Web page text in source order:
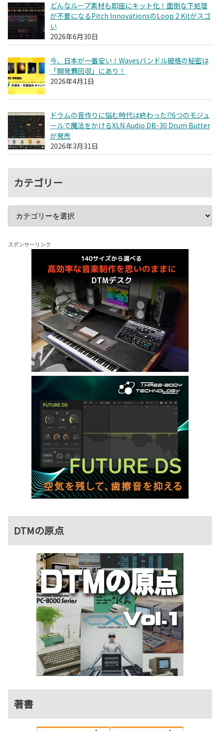
どんなループ素材も即座にキット化！面倒な下処理
が不要になるPitch InnovationsのLoop 2 Kitがスゴ
い
2026年6月30日
今、日本が一番安い！Wavesバンドル破格の秘密は
「開発費回収」にあり！
2026年4月1日
ドラムの音作りに悩む時代は終わった!?6つのモジュ
ールで魔法をかけるXLN Audio DB-30 Drum Butter
が発売
2026年3月31日
カテゴリー
スポンサーリンク
DTMの原点
著書